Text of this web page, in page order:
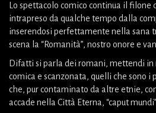
Lo spettacolo comico continua il
intrapreso da qualche tempo dalla
inserendosi perfettamente nella sana
scena la “Romanità”, nostro onore e
Difatti si parla dei romani, mettendi in
comica e scanzonata, quelli che sono i
che, pur contaminato da altre etnie,
accade nella Città Eterna, “caput